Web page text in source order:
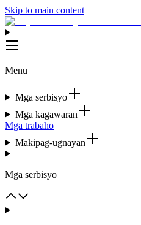
Skip to main content
Menu
Mga serbisyo
Mga kagawaran
Mga trabaho
Makipag-ugnayan
Mga serbisyo